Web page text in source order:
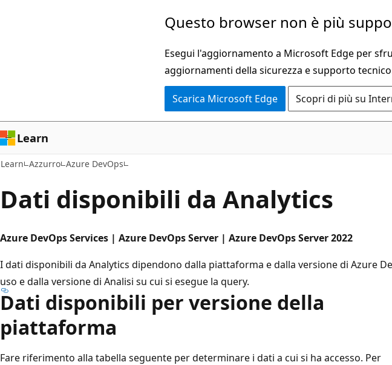
Questo browser non è più
Esegui l'aggiornamento a Microsoft Edge per
aggiornamenti della sicurezza e supporto
Scarica Microsoft Edge Scopri di più su
Learn
Learn Azzurro Azure DevOps
Dati disponibili da Analytics
Azure DevOps Services | Azure DevOps Server | Azure DevOps Server 2022
I dati disponibili da Analytics dipendono dalla piattaforma e dalla versione di Azure
uso e dalla versione di Analisi su cui si esegue la query.
Dati disponibili per versione della
piattaforma
Fare riferimento alla tabella seguente per determinare i dati a cui si ha accesso. Per